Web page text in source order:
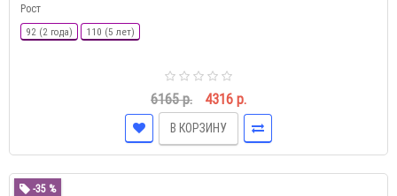
Рост
92 (2 года) 110 (5 лет)
6165 р. 4316 р.
В КОРЗИНУ
-35 %